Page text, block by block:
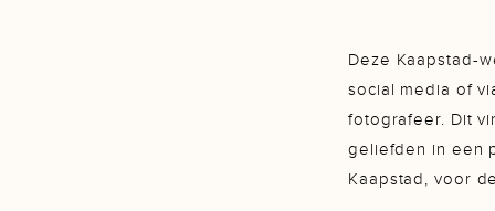
Deze Kaapstad-
social media of
fotografeer. Dit
geliefden in een
Kaapstad, voor